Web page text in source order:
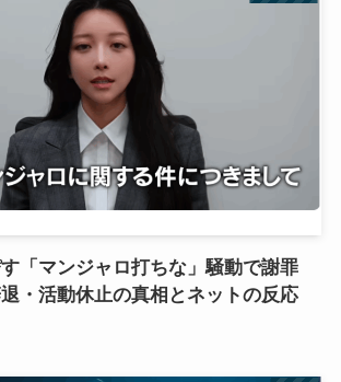
す「マンジャロ打ちな」騒動で謝罪
・活動休止の真相とネットの反応